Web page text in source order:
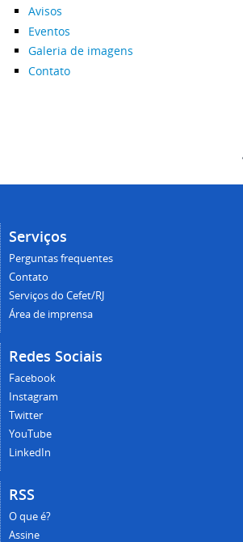
Avisos
Eventos
Galeria de imagens
Contato
Serviços
Perguntas frequentes
Contato
Serviços do Cefet/RJ
Área de imprensa
Redes Sociais
Facebook
Instagram
Twitter
YouTube
LinkedIn
RSS
O que é?
Assine